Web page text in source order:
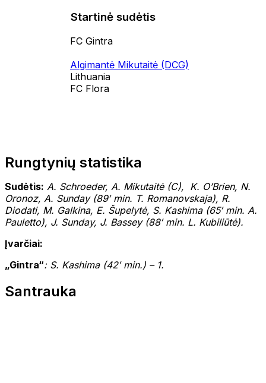
Startinė sudėtis
FC Gintra
Algimantė Mikutaitė (DCG)
Lithuania
FC Flora
Rungtynių statistika
Sudėtis: A. Schroeder, A. Mikutaitė (C), K. O’Brien, N.
Oronoz, A. Sunday (89′ min. T. Romanovskaja), R.
Diodati, M. Galkina, E. Šupelytė, S. Kashima (65′ min. A.
Pauletto), J. Sunday, J. Bassey (88′ min. L. Kubiliūtė).
Įvarčiai:
„Gintra“: S. Kashima (42′ min.) – 1.
Santrauka